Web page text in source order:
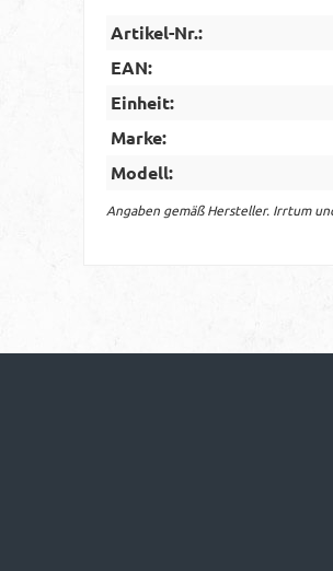
Artikel-Nr.:
EAN:
Einheit:
Marke:
Modell:
Angaben gemäß Hersteller. Irrtum